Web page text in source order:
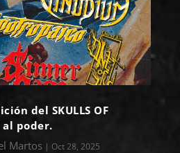
del SKULLS OF
al poder.
Martos | Oct 28, 2025